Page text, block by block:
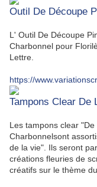
Outil De Découpe
L' Outil De Découpe
Charbonnel pour
Lettre.
https://
Tampons Clear De
Les tampons clear
Charbonnelsont
de la vie". Ils seront
créations fleuries de
créatifs sur le thème